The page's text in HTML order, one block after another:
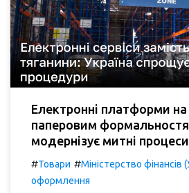
Електронні платформи на
паперовим
модернізує митні
#Товари #Міністерство фінансів
оформлення